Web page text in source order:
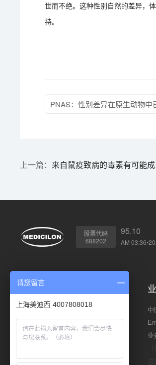
世而不绝。这种性别自然的差异，
持。
PNAS：性别差异在原生动物中
来自鼠疫致病的毒素有可能成为抗癌药物
股票代码
688202
95.10
AM
川沙总部
地址: 上海市浦东新区川大路585号
邮编: 201299
电话: +86 (21) 5859-1500（总机）
中
业
请您留言
上海美迪西 4007808018